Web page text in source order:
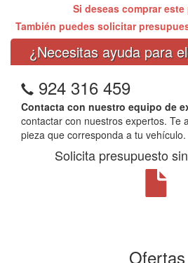
Si deseas comprar
También puedes solicitar
¿Necesitas ayuda para
924 316 459
Contacta con nuestro equipo de
contactar con nuestros expertos. Te
pieza que corresponda a tu vehículo.
Solicita presupuesto
Ofertas